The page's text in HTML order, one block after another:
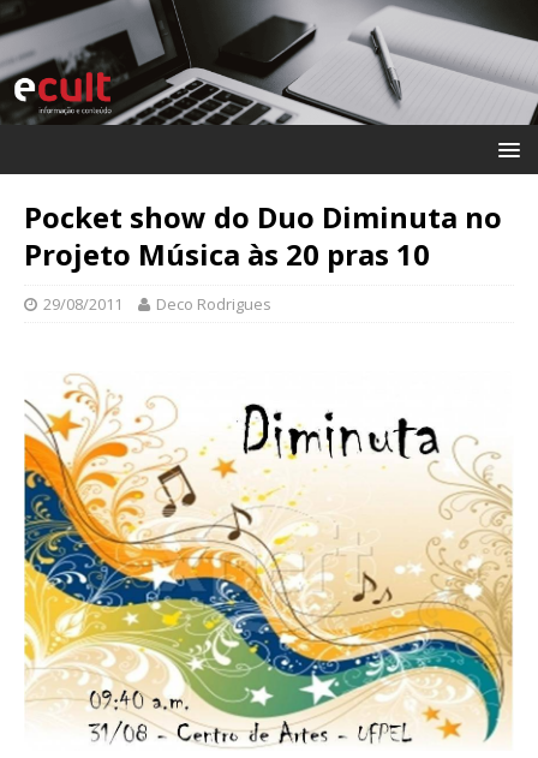
Pocket show do Duo Diminuta no
Projeto Música às 20 pras 10
29/08/2011 Deco Rodrigues